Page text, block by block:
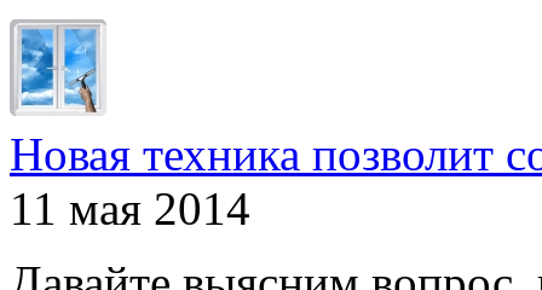
Новая техника позволит
11 мая 2014